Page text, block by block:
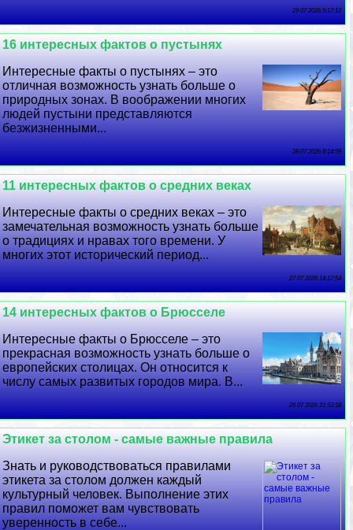
29 07 2026 5:17:12
16 интересных фактов о пустынях
Интересные факты о пустынях – это
отличная возможность узнать больше о
природных зонах. В воображении многих
людей пустыни представляются
безжизненными...
28 07 2026 8:14:59
11 интересных фактов о средних веках
Интересные факты о средних веках – это
замечательная возможность узнать больше
о традициях и нравах того времени. У
многих этот исторический период...
27 07 2026 14:17:54
14 интересных фактов о Брюсселе
Интересные факты о Брюсселе – это
прекрасная возможность узнать больше о
европейских столицах. Он относится к
числу самых развитых городов мира. В...
26 07 2026 21:53:58
Этикет за столом - самые важные правила
Знать и руководствоваться правилами
этикета за столом должен каждый
культурный человек. Выполнение этих
правил поможет вам чувствовать
уверенность в себе...